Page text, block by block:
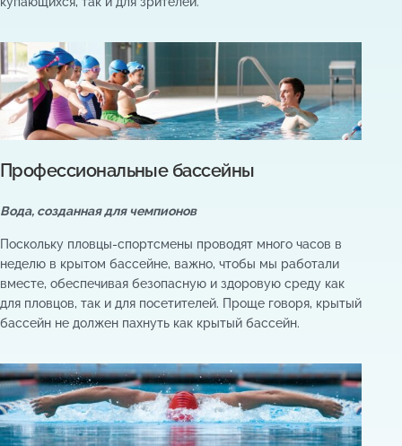
Профессиональные бассейны
Вода, созданная для чемпионов
Поскольку пловцы-спортсмены проводят много часов в
неделю в крытом бассейне, важно, чтобы мы работали
вместе, обеспечивая безопасную и здоровую среду как
для пловцов, так и для посетителей. Проще говоря, крытый
бассейн не должен пахнуть как крытый бассейн.